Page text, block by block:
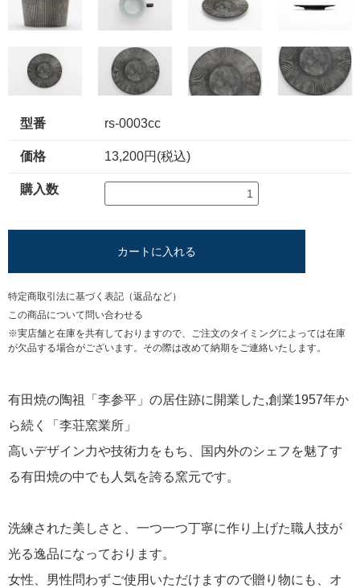
型番 rs-0003cc
価格 13,200円(税込)
購入数
カートに入れる
特定商取引法に基づく表記（返品など）
この商品について問い合わせる
※実店舗と在庫を共有しておりますので、ご注文のタイミングによっては在庫
が欠品する場合がございます。その際は改めて納期をご連絡いたします。
有田焼の陶祖「李参平」の居住跡に開業した,創業1957年か
ら続く「李荘窯業所」
高いデザイン力や技術力をもち、国内外のシェフを魅了す
る有田焼の中でも人気を誇る窯元です。
洗練された美しさと、一つ一つ丁寧に作り上げた職人技が
光る逸品になっております。
女性、男性問わずご使用いただけますので贈り物にも、オ